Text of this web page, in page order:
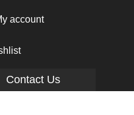
account
Contact Us